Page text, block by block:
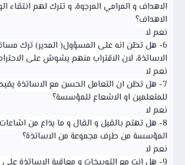
الاهداف و المرامي المرجوة، و تترك لهم انتقاء
الاهداف؟
نعم لا
6- هل تظن انه على المسؤول( المدير) ترك
الاساتذة، لان الاقتراب منهم يشوش على
نعم لا
7- هل تظن ان التعامل الحسن مع الاساتذة
للمتعلمين او الاشعاع للمؤسسة؟
نعم لا
8- هل تهتم بالقيل و القال و ما يذاع من
المؤسسة من طرف مجموعة من الاساتذة؟
نعم لا
9- هل انت مع التوبيخات و معاقبة الاساتذة